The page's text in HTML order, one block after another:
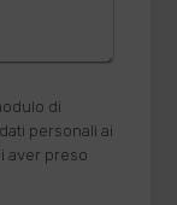
di
personali ai
aver preso